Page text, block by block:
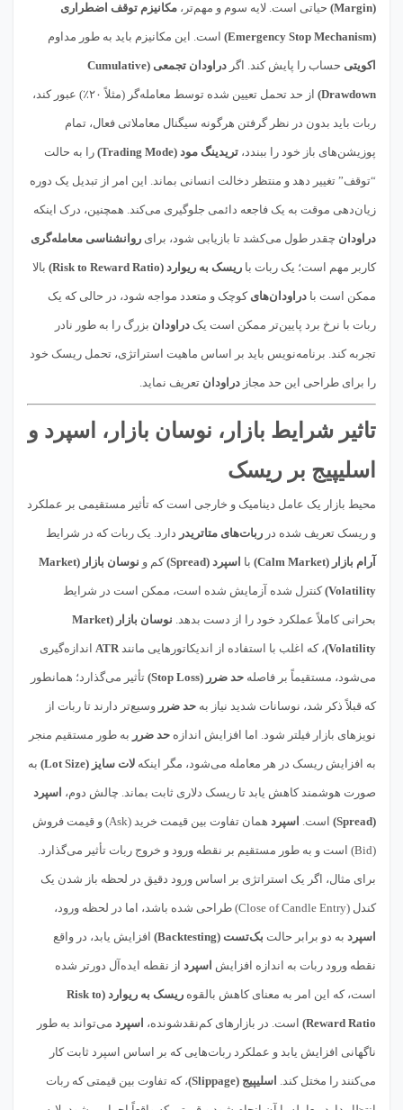
(Margin) حیاتی است. لایه سوم و مهم‌تر، مکانیزم توقف اضطراری
(Emergency Stop Mechanism) است. این مکانیزم باید به طور مداوم
اکویتی حساب را پایش کند. اگر دراودان تجمعی (Cumulative
Drawdown) از حد تحمل تعیین شده توسط معامله‌گر (مثلاً ۲۰٪) عبور کند،
ربات باید بدون در نظر گرفتن هرگونه سیگنال معاملاتی فعال، تمام
پوزیشن‌های باز خود را ببندد، تریدینگ مود (Trading Mode) را به حالت
“توقف” تغییر دهد و منتظر دخالت انسانی بماند. این امر از تبدیل یک دوره
زیان‌دهی موقت به یک فاجعه دائمی جلوگیری می‌کند. همچنین، درک اینکه
دراودان چقدر طول می‌کشد تا بازیابی شود، برای روانشناسی معامله‌گری
کاربر مهم است؛ یک ربات با ریسک به ریوارد (Risk to Reward Ratio) بالا
ممکن است با دراودان‌های کوچک و متعدد مواجه شود، در حالی که یک
ربات با نرخ برد پایین‌تر ممکن است یک دراودان بزرگ را به طور نادر
تجربه کند. برنامه‌نویس باید بر اساس ماهیت استراتژی، تحمل ریسک خود
را برای طراحی این حد مجاز دراودان تعریف نماید.
تاثیر شرایط بازار، نوسان بازار، اسپرد و
اسلیپیج بر ریسک
محیط بازار یک عامل دینامیک و خارجی است که تأثیر مستقیمی بر عملکرد
و ریسک تعریف شده در ربات‌های متاتریدر دارد. یک ربات که در شرایط
آرام بازار (Calm Market) با اسپرد (Spread) کم و نوسان بازار (Market
Volatility) کنترل شده آزمایش شده است، ممکن است در شرایط
بحرانی کاملاً عملکرد خود را از دست بدهد. نوسان بازار (Market
Volatility) ، که اغلب با استفاده از اندیکاتورهایی مانندATR اندازه‌گیری
می‌شود، مستقیماً بر فاصله حد ضرر (Stop Loss) تأثیر می‌گذارد؛ همانطور
که قبلاً ذکر شد، نوسانات شدید نیاز به حد ضرر وسیع‌تر دارند تا ربات از
نویزهای بازار فیلتر شود. اما افزایش اندازه حد ضرر به طور مستقیم منجر
به افزایش ریسک در هر معامله می‌شود، مگر اینکه لات سایز (Lot Size) به
صورت هوشمند کاهش یابد تا ریسک دلاری ثابت بماند. چالش دوم، اسپرد
(Spread) است. اسپرد همان تفاوت بین قیمت خرید (Ask) و قیمت فروش
(Bid) است و به طور مستقیم بر نقطه ورود و خروج ربات تأثیر می‌گذارد.
برای مثال، اگر یک استراتژی بر اساس ورود دقیق در لحظه باز شدن یک
کندل (Close of Candle Entry) طراحی شده باشد، اما در لحظه ورود،
اسپرد به دو برابر حالت بک‌تست (Backtesting) افزایش یابد، در واقع
نقطه ورود ربات به اندازه افزایش اسپرد از نقطه ایده‌آل دورتر شده
است، که این امر به معنای کاهش بالقوه ریسک به ریوارد (Risk to
Reward Ratio) است. در بازارهای کم‌نقدشونده، اسپرد می‌تواند به طور
ناگهانی افزایش یابد و عملکرد ربات‌هایی که بر اساس اسپرد ثابت کار
می‌کنند را مختل کند. اسلیپیج (Slippage) ، که تفاوت بین قیمتی که ربات